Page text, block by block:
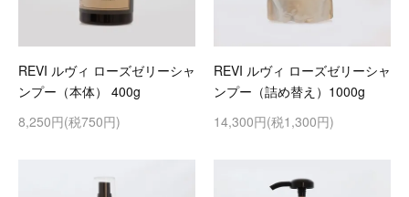
REVI ルヴィ ローズゼリーシャ
ンプー（本体） 400g
8,250円(税750円)
REVI ルヴィ ローズゼリーシャ
ンプー（詰め替え）1000g
14,300円(税1,300円)